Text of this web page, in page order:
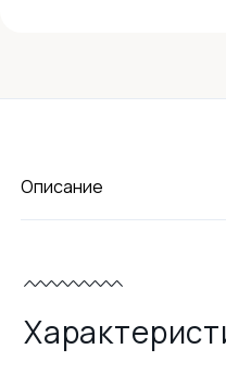
Описание